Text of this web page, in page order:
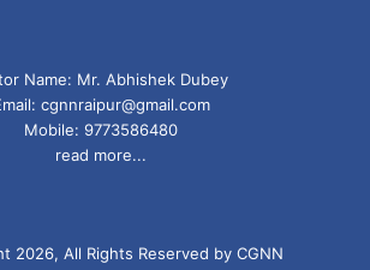
में प्रवेश करने की अनुमति दी
से, निर्देश बहुत स्पष्ट हैं कि हम किसी को
करने की अनुमति नहीं देंगे. असम और देश
छात्र बांग्लादेश में पढ़ रहे हैं. पिछले
पासपोर्ट धारकों को असम में
Name: Mr. Abhishek Dubey
cgnnraipur@gmail.com
Mobile: 9773586480
read more...
2026, All Rights Reserved by CGNN